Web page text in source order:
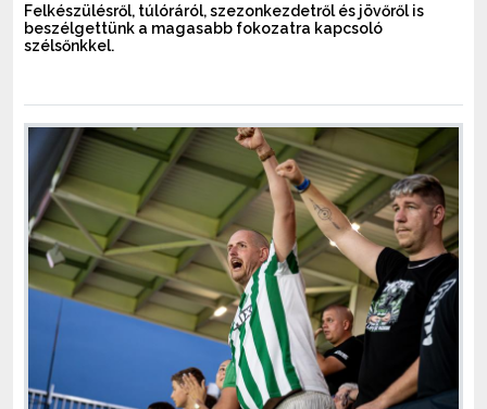
Felkészülésről, túlóráról, szezonkezdetről és jövőről is
beszélgettünk a magasabb fokozatra kapcsoló
szélsőnkkel.